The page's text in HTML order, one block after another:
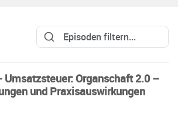
Umsatzsteuer: Organschaft 2.0 –
und Praxisauswirkungen